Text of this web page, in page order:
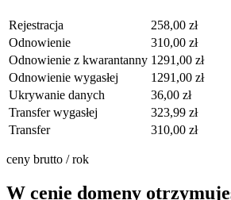
Rejestracja
258,00 zł
Odnowienie
310,00 zł
Odnowienie z kwarantanny 1291,00 zł
Odnowienie wygasłej
1291,00 zł
Ukrywanie danych
36,00 zł
Transfer wygasłej
323,99 zł
Transfer
310,00 zł
ceny brutto / rok
W cenie domeny